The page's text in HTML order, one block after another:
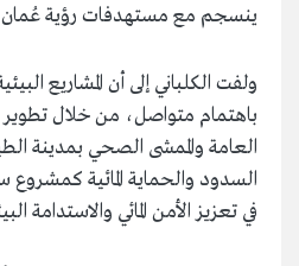
ينسجم مع مستهدفات رؤية عُمان 2040.
ولفت الكلباني إلى أن المشاريع
باهتمام متواصل، من خلال تطوير
العامة والممشى الصحي بمدينة
السدود والحماية المائية
في تعزيز الأمن المائي والاستدامة